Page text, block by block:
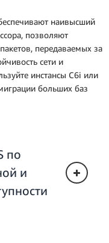
наивысший
позволяют
передаваемых за
сети и
инстансы C6i или
больших баз
по
и